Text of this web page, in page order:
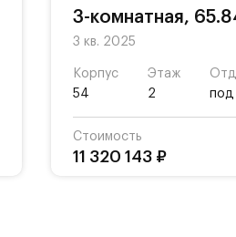
3-комнатная,
3 кв. 2025
Корпус
54
Этаж
2
под
Стоимость
11 320 143 ₽